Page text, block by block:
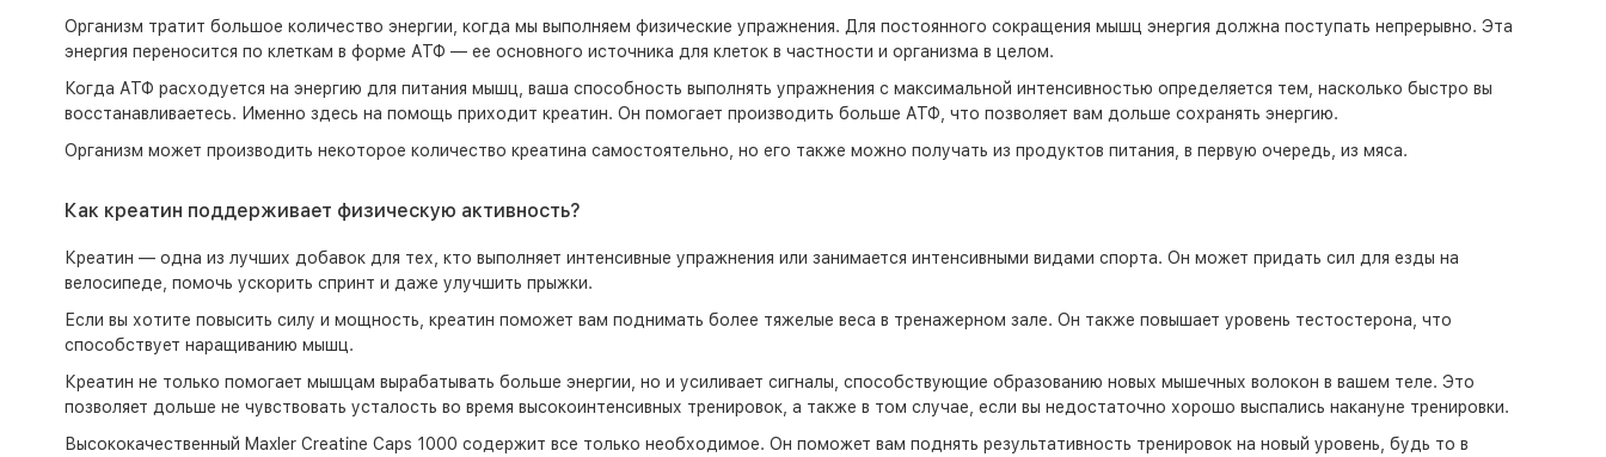
Организм тратит большое количество энергии, когда мы выполняем физические упражнения. Для постоянного сокращения мышц энергия должна поступать непрерывно. Эта
энергия переносится по клеткам в форме АТФ — ее основного источника для клеток в частности и организма в целом.
Когда АТФ расходуется на энергию для питания мышц, ваша способность выполнять упражнения с максимальной интенсивностью определяется тем, насколько быстро вы
восстанавливаетесь. Именно здесь на помощь приходит креатин. Он помогает производить больше АТФ, что позволяет вам дольше сохранять энергию.
Организм может производить некоторое количество креатина самостоятельно, но его также можно получать из продуктов питания, в первую очередь, из мяса.
Как креатин поддерживает физическую активность?
Креатин — одна из лучших добавок для тех, кто выполняет интенсивные упражнения или занимается интенсивными видами спорта. Он может придать сил для езды на
велосипеде, помочь ускорить спринт и даже улучшить прыжки.
Если вы хотите повысить силу и мощность, креатин поможет вам поднимать более тяжелые веса в тренажерном зале. Он также повышает уровень тестостерона, что
способствует наращиванию мышц.
Креатин не только помогает мышцам вырабатывать больше энергии, но и усиливает сигналы, способствующие образованию новых мышечных волокон в вашем теле. Это
позволяет дольше не чувствовать усталость во время высокоинтенсивных тренировок, а также в том случае, если вы недостаточно хорошо выспались накануне тренировки.
Высококачественный Maxler Creatine Caps 1000 содержит все только необходимое. Он поможет вам поднять результативность тренировок на новый уровень, будь то в